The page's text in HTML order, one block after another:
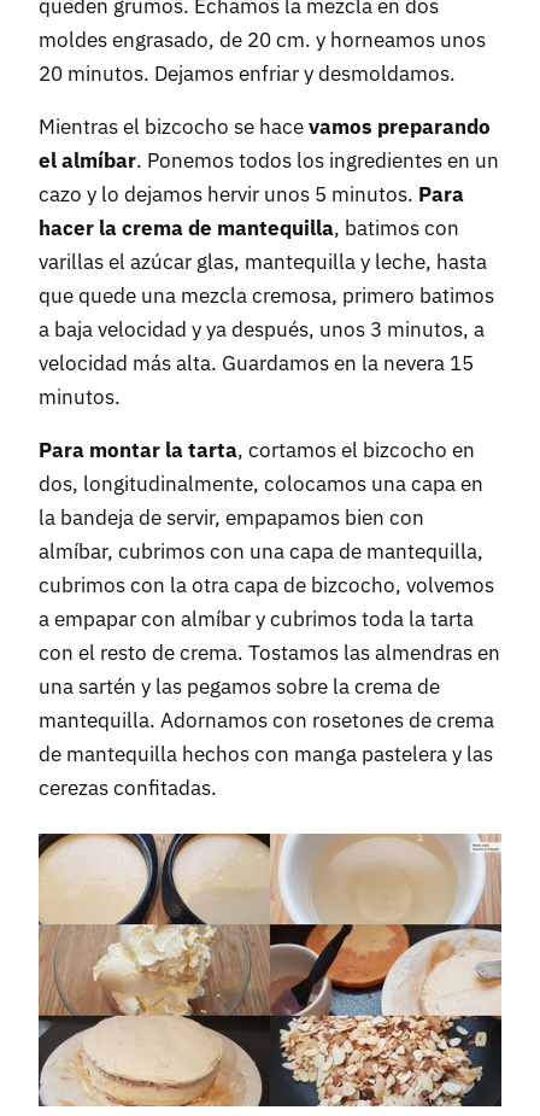
queden grumos. Echamos la mezcla en dos
moldes engrasado, de 20 cm. y horneamos unos
20 minutos. Dejamos enfriar y desmoldamos.
Mientras el bizcocho se hacevamos preparando
el almíbar. Ponemos todos los ingredientes en un
cazo y lo dejamos hervir unos 5 minutos. Para
hacer la crema de mantequilla, batimos con
varillas el azúcar glas, mantequilla y leche, hasta
que quede una mezcla cremosa, primero batimos
a baja velocidad y ya después, unos 3 minutos, a
velocidad más alta. Guardamos en la nevera 15
minutos.
Para montar la tarta, cortamos el bizcocho en
dos, longitudinalmente, colocamos una capa en
la bandeja de servir, empapamos bien con
almíbar, cubrimos con una capa de mantequilla,
cubrimos con la otra capa de bizcocho, volvemos
a empapar con almíbar y cubrimos toda la tarta
con el resto de crema. Tostamos las almendras en
una sartén y las pegamos sobre la crema de
mantequilla. Adornamos con rosetones de crema
de mantequilla hechos con manga pastelera y las
cerezas confitadas.